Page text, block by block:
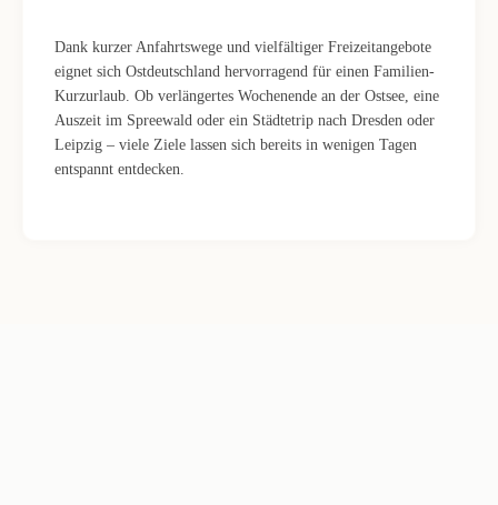
Dank kurzer Anfahrtswege und vielfältiger Freizeitangebote
eignet sich Ostdeutschland hervorragend für einen Familien-
Kurzurlaub. Ob verlängertes Wochenende an der Ostsee, eine
Auszeit im Spreewald oder ein Städtetrip nach Dresden oder
Leipzig – viele Ziele lassen sich bereits in wenigen Tagen
entspannt entdecken.